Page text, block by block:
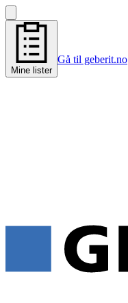
Mine lister
Gå til geberit.no